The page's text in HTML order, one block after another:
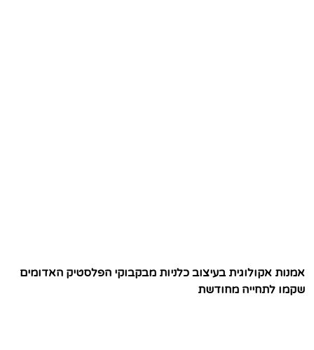
אמנות אקולוגית בעיצוב כלניות מבקבוקי הפלסטיק האדומים
שקמו לתחייה מחודשת